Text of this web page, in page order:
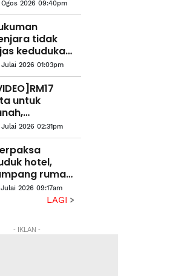
2026 09:40pm
tidak
kedudukan
Apdal
ADUN -
2026 01:03pm
untuk
naik
jalan -
2026 02:31pm
hotel,
rumah
-
berlarutan
2026 09:17am
LAGI
- IKLAN -